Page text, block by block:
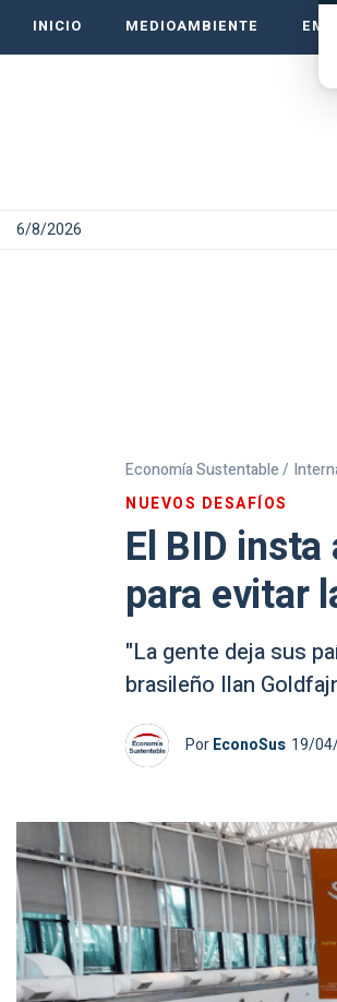
INICIO MEDIOAMBIENTE
6/8/2026
Economía Sustentable /
NUEVOS DESAFÍOS
El BID
para evitar
"La gente deja sus
brasileño Ilan
PorEconoSus 19/